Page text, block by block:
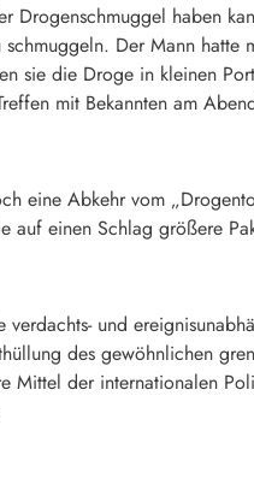
Drogenschmuggel haben
Der Mann hatte
sie die Droge in kleinen
mit Bekannten am
eine Abkehr vom
auf einen Schlag größere
und
des gewöhnlichen
Mittel der internationalen